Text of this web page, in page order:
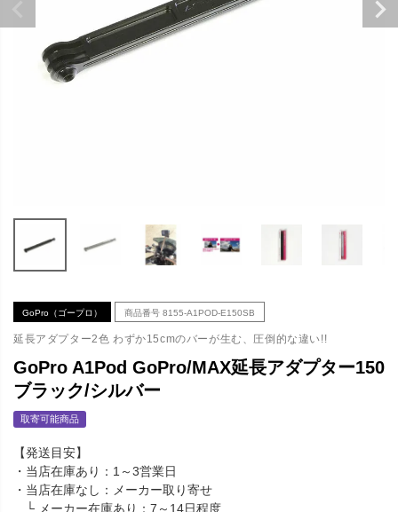
GoPro（ゴープロ） 商品番号 8155-A1POD-E150SB
延長アダプター2色 わずか15cmのバーが生む、圧倒的な違い!!
GoPro A1Pod GoPro/MAX延長アダプター150
ブラック/シルバー
取寄可能商品
【発送目安】
・当店在庫あり：1～3営業日
・当店在庫なし：メーカー取り寄せ
└ メーカー在庫あり：7～14日程度